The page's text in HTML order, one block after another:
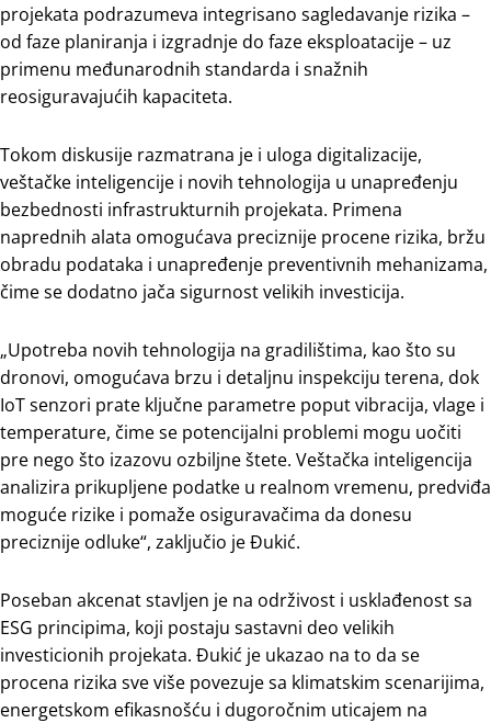
projekata podrazumeva integrisano sagledavanje rizika –
od faze planiranja i izgradnje do faze eksploatacije – uz
primenu međunarodnih standarda i snažnih
reosiguravajućih kapaciteta.
Tokom diskusije razmatrana je i uloga digitalizacije,
veštačke inteligencije i novih tehnologija u unapređenju
bezbednosti infrastrukturnih projekata. Primena
naprednih alata omogućava preciznije procene rizika, bržu
obradu podataka i unapređenje preventivnih mehanizama,
čime se dodatno jača sigurnost velikih investicija.
„Upotreba novih tehnologija na gradilištima, kao što su
dronovi, omogućava brzu i detaljnu inspekciju terena, dok
IoT senzori prate ključne parametre poput vibracija, vlage i
temperature, čime se potencijalni problemi mogu uočiti
pre nego što izazovu ozbiljne štete. Veštačka inteligencija
analizira prikupljene podatke u realnom vremenu, predviđa
moguće rizike i pomaže osiguravačima da donesu
preciznije odluke“, zaključio je Đukić.
Poseban akcenat stavljen je na održivost i usklađenost sa
ESG principima, koji postaju sastavni deo velikih
investicionih projekata. Đukić je ukazao na to da se
procena rizika sve više povezuje sa klimatskim scenarijima,
energetskom efikasnošću i dugoročnim uticajem na